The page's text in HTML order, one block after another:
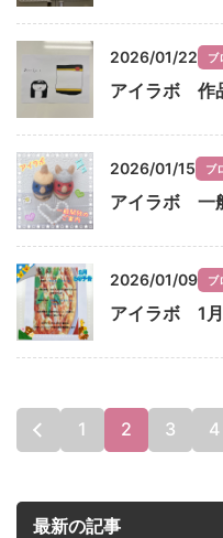
2026/01/22 ブ
アイラボ 作
2026/01/15 ブ
アイラボ 一
2026/01/09 ブ
アイラボ 1
1 2 3 4
最新の記事